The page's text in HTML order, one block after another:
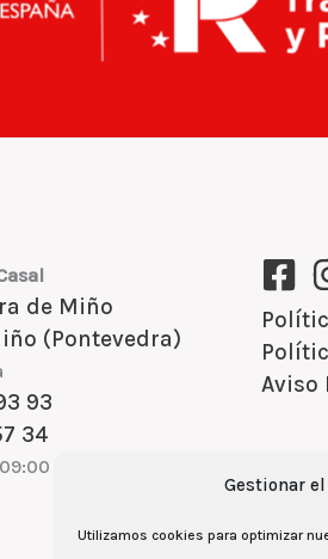
Gestionar
Utilizamos cookies para optimizar
de Miño
(Pontevedra)
93
34
a 21:30
Aviso